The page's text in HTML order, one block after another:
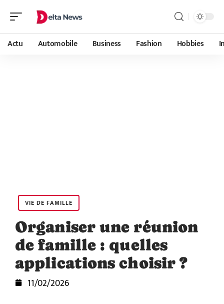
Actu Automobile Business Fashion Hobbies
VIE DE FAMILLE
Organiser une réunion
de famille : quelles
applications choisir ?
11/02/2026